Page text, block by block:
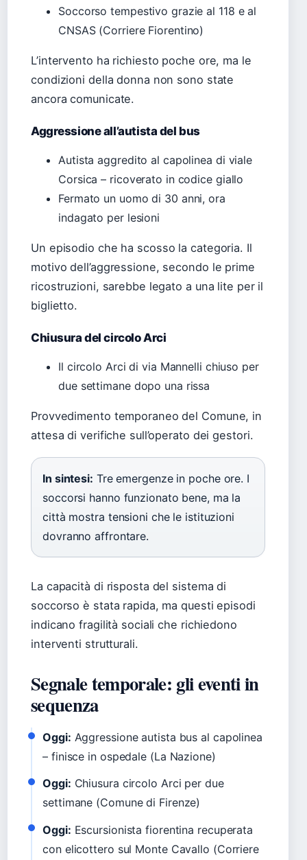
Soccorso tempestivo grazie al 118 e al
CNSAS (Corriere Fiorentino)
L’intervento ha richiesto poche ore, ma le
condizioni della donna non sono state
ancora comunicate.
Aggressione all’autista del bus
Autista aggredito al capolinea di viale
Corsica – ricoverato in codice giallo
Fermato un uomo di 30 anni, ora
indagato per lesioni
Un episodio che ha scosso la categoria. Il
motivo dell’aggressione, secondo le prime
ricostruzioni, sarebbe legato a una lite per il
biglietto.
Chiusura del circolo Arci
Il circolo Arci di via Mannelli chiuso per
due settimane dopo una rissa
Provvedimento temporaneo del Comune, in
attesa di verifiche sull’operato dei gestori.
In sintesi: Tre emergenze in poche ore. I
soccorsi hanno funzionato bene, ma la
città mostra tensioni che le istituzioni
dovranno affrontare.
La capacità di risposta del sistema di
soccorso è stata rapida, ma questi episodi
indicano fragilità sociali che richiedono
interventi strutturali.
Segnale temporale: gli eventi in
sequenza
Oggi: Aggressione autista bus al capolinea
– finisce in ospedale (La Nazione)
Oggi: Chiusura circolo Arci per due
settimane (Comune di Firenze)
Oggi: Escursionista fiorentina recuperata
con elicottero sul Monte Cavallo (Corriere